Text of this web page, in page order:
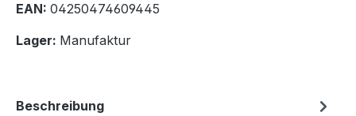
EAN: 04250474609445
Lager: Manufaktur
Beschreibung